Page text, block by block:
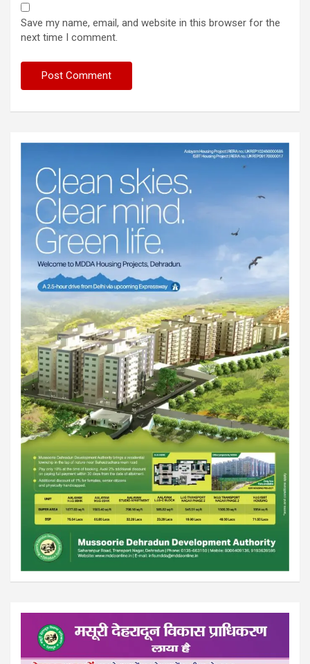
Save my name, email, and website in this browser for the
next time I comment.